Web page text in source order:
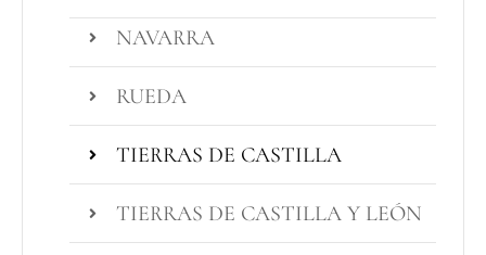
NAVARRA
RUEDA
TIERRAS DE CASTILLA
TIERRAS DE CASTILLA Y LEÓN